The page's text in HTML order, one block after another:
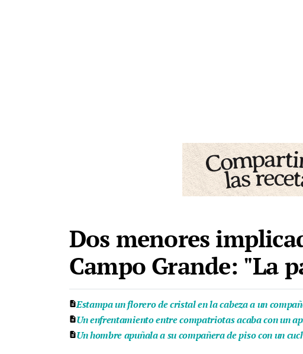
Dos menores
Campo Grande: "La
Estampa un florero de cristal en la cabeza a un
Un enfrentamiento entre compatriotas acaba con un
Un hombre apuñala a su compañera de piso con un